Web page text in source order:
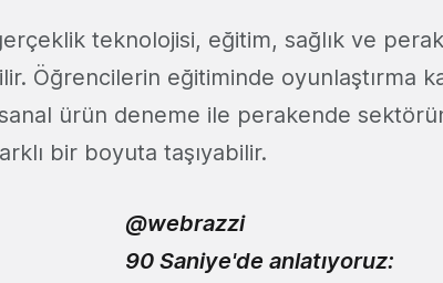
teknolojisi, eğitim, sağlık ve
Öğrencilerin eğitiminde oyunlaştırma
ürün deneme ile perakende
bir boyuta taşıyabilir.
@webrazzi
90 Saniye'de anlatıyoruz: